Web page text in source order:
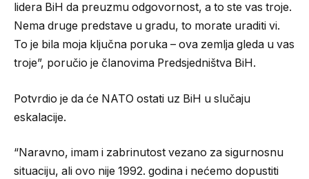
lidera BiH da preuzmu odgovornost, a to ste vas troje.
Nema druge predstave u gradu, to morate uraditi vi.
To je bila moja ključna poruka – ova zemlja gleda u vas
troje”, poručio je članovima Predsjedništva BiH.
Potvrdio je da će NATO ostati uz BiH u slučaju
eskalacije.
“Naravno, imam i zabrinutost vezano za sigurnosnu
situaciju, ali ovo nije 1992. godina i nećemo dopustiti